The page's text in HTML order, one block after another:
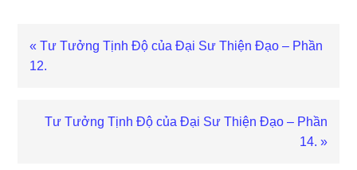
Bài
viết
« Tư Tưởng Tịnh Độ của Đại Sư Thiện Đạo – Phần
12.
Bài
Tư Tưởng Tịnh Độ của Đại Sư Thiện Đạo – Phần
14. »